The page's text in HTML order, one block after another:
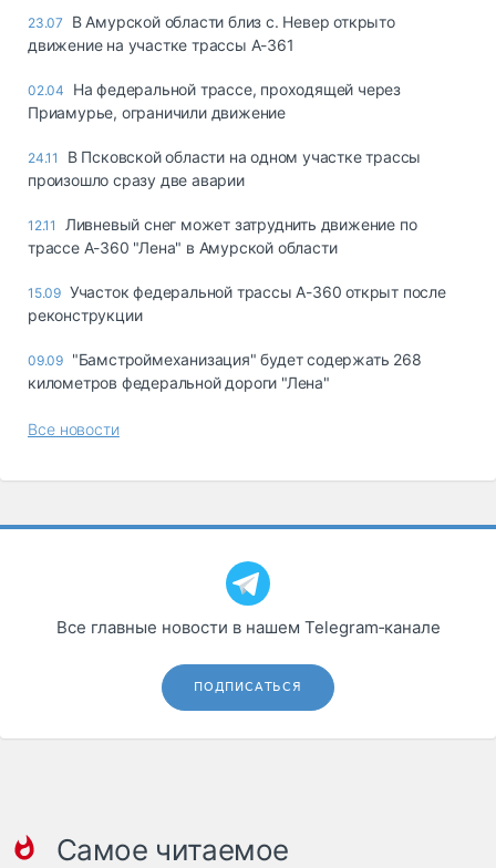
Спецтехника
запчасти, шины
Топливо, масла и
23.07
В Амурской области близ с. Невер открыто
движение на участке трассы А-361
02.04
На федеральной трассе, проходящей через
Приамурье, ограничили движение
24.11
В Псковской области на одном участке трассы
произошло сразу две аварии
12.11
Ливневый снег может затруднить движение по
трассе А-360 "Лена" в Амурской области
15.09 Участок федеральной трассы А-360 открыт после
реконструкции
09.09 "Бамстроймеханизация" будет содержать 268
километров федеральной дороги "Лена"
Все новости
Все главные новости в нашем Telegram‑канале
ПОДПИСАТЬСЯ
Самое читаемое